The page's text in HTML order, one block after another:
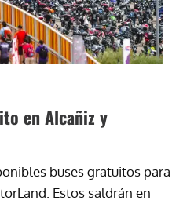
en Alcañiz y
buses gratuitos para
Estos saldrán en